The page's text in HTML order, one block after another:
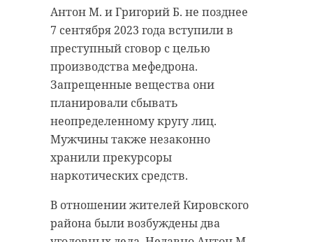
Антон М. и Григорий Б. не позднее
7 сентября 2023 года вступили в
преступный сговор с целью
производства мефедрона.
Запрещенные вещества они
планировали сбывать
неопределенному кругу лиц.
Мужчины также незаконно
хранили прекурсоры
наркотических средств.
В отношении жителей Кировского
района были возбуждены два
рассказали в четверг, 11 сентября,
telegram-канале Dorogi_lo. Работы
проводились в рамках
национального проекта
«Инфраструктура для жизни».
В Ломоносовском районе на
завершающую стадию вышли
ремонты двух участков дороги
«Анташи - Ропша - Красное Село».
В настоящий момент подрядчик
уже уложил на трассе новый
асфальт.
Они полностью уложили плиты
перекрытия пятого этажа, сделали
гидроизоляцию и утепление. К
концу недели завершатся работы
на кровле.
Рабочие также установили окна в
подъездах и начали монтаж
оконных блоков в квартирах, -
рассказали в четверг, 11 сентября,
в администрации Выборгского
района. Эти работы планируется
завершить к 15 сентября.